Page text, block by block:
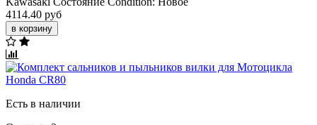
4114.40 руб
в корзину
Есть в наличии